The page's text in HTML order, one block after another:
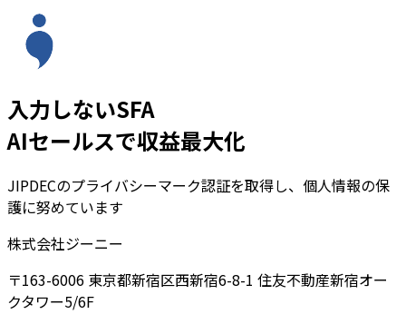
入力しないSFA
AIセールスで収益最大化
JIPDECのプライバシーマーク認証を取得し、個人情報の保
護に努めています
株式会社ジーニー
〒163-6006 東京都新宿区西新宿6-8-1 住友不動産新宿オー
クタワー5/6F